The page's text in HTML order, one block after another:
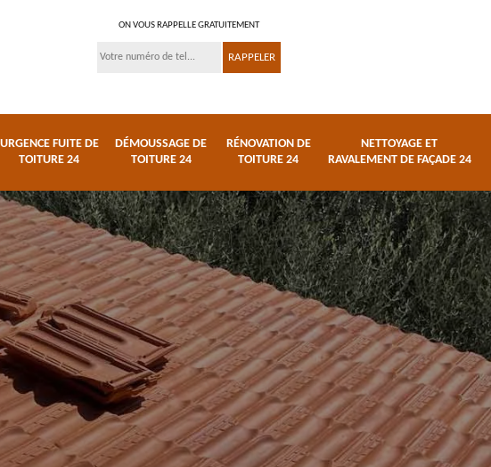
ON VOUS RAPPELLE GRATUITEMENT
URGENCE FUITE DE
TOITURE 24
DÉMOUSSAGE DE
TOITURE 24
RÉNOVATION DE
TOITURE 24
NETTOYAGE ET
RAVALEMENT DE FAÇADE 24
sur tuile et
toiture 24
Réparation de toiture
24
Urgence fuite de
toiture 24